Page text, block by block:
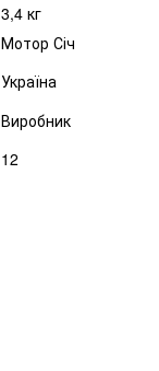
3,4 кг
Мотор Січ
Україна
Виробник
12